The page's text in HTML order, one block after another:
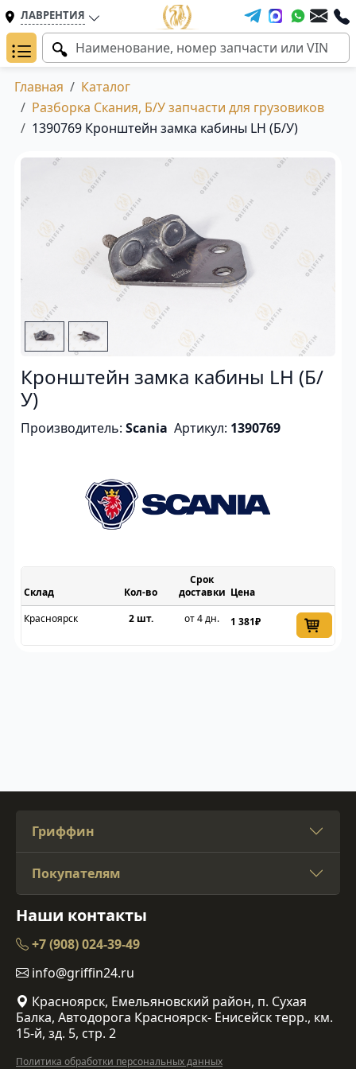
ЛАВРЕНТИЯ
Главная
Каталог
Разборка Скания, Б/У запчасти для грузовиков
1390769 Кронштейн замка кабины LH (Б/У)
Кронштейн замка кабины LH (Б/
У)
Производитель: Scania Артикул: 1390769
Склад
Срок
доставки Цена
Красноярск
2 шт. от 4 дн. 1 381₽
Гриффин
Покупателям
Наши контакты
+7 (908) 024-39-49
info@griffin24.ru
Красноярск, Емельяновский район, п. Сухая
Балка, Автодорога Красноярск- Енисейск терр., км.
15-й, зд. 5, стр. 2
Политика обработки персональных данных